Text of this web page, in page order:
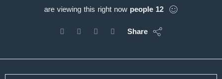
12
people
are viewing this right now
Share